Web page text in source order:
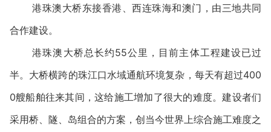
港珠澳大桥东接香港、西连珠海和澳门，由三地共同
合作建设。
港珠澳大桥总长约55公里，目前主体工程建设已过
半。大桥横跨的珠江口水域通航环境复杂，每天有超过400
0艘船舶往来其间，这给施工增加了很大的难度。建设者们
采用桥、隧、岛组合的方案，创当今世界上综合施工难度之